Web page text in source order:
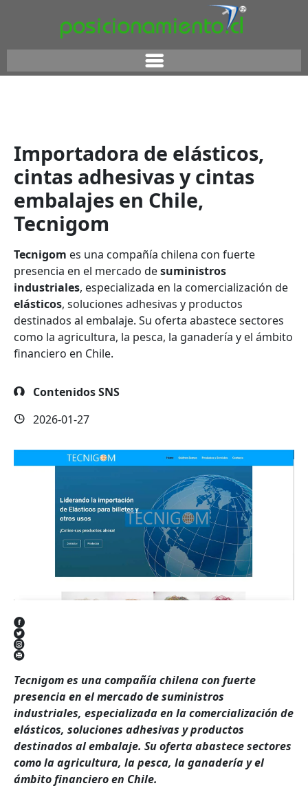
Importadora de elásticos,
cintas adhesivas y cintas
embalajes en Chile,
Tecnigom
Tecnigom es una compañía chilena con fuerte
presencia en el mercado desuministros
industriales, especializada en la comercialización de
elásticos, soluciones adhesivas y productos
destinados al embalaje. Su oferta abastece sectores
como la agricultura, la pesca, la ganadería y el ámbito
financiero en Chile.
Contenidos SNS
2026-01-27
Tecnigom es una compañía chilena con fuerte
presencia en el mercado de suministros
industriales, especializada en la comercialización de
elásticos, soluciones adhesivas y productos
destinados al embalaje. Su oferta abastece sectores
como la agricultura, la pesca, la ganadería y el
ámbito financiero en Chile.